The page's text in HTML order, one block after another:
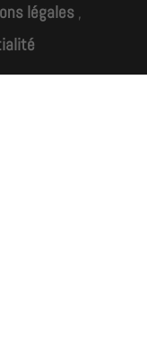
légales,